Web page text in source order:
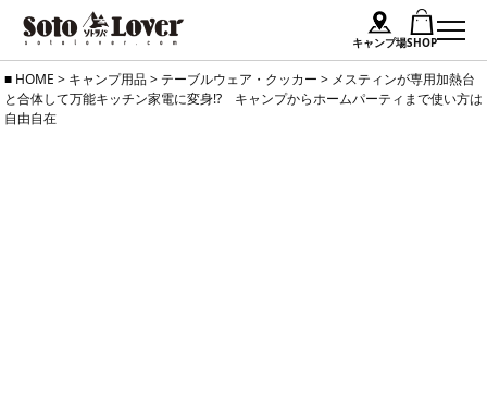
キャンプ場SHOP
Skip
to
HOME > キャンプ用品> テーブルウェア・クッカー > メスティンが専用加熱台
と合体して万能キッチン家電に変身!? キャンプからホームパーティまで使い方は
自由自在